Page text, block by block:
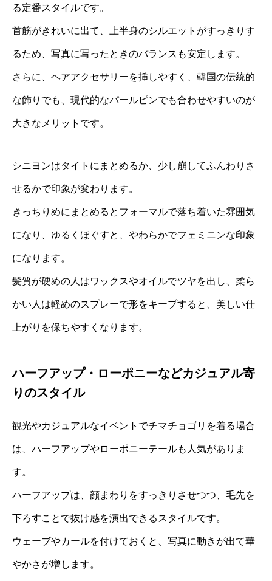
る定番スタイルです。
首筋がきれいに出て、上半身のシルエットがすっきりす
るため、写真に写ったときのバランスも安定します。
さらに、ヘアアクセサリーを挿しやすく、韓国の伝統的
な飾りでも、現代的なパールピンでも合わせやすいのが
大きなメリットです。
シニヨンはタイトにまとめるか、少し崩してふんわりさ
せるかで印象が変わります。
きっちりめにまとめるとフォーマルで落ち着いた雰囲気
になり、ゆるくほぐすと、やわらかでフェミニンな印象
になります。
髪質が硬めの人はワックスやオイルでツヤを出し、柔ら
かい人は軽めのスプレーで形をキープすると、美しい仕
上がりを保ちやすくなります。
ハーフアップ・ローポニーなどカジュアル寄
りのスタイル
観光やカジュアルなイベントでチマチョゴリを着る場合
は、ハーフアップやローポニーテールも人気がありま
す。
ハーフアップは、顔まわりをすっきりさせつつ、毛先を
下ろすことで抜け感を演出できるスタイルです。
ウェーブやカールを付けておくと、写真に動きが出て華
やかさが増します。